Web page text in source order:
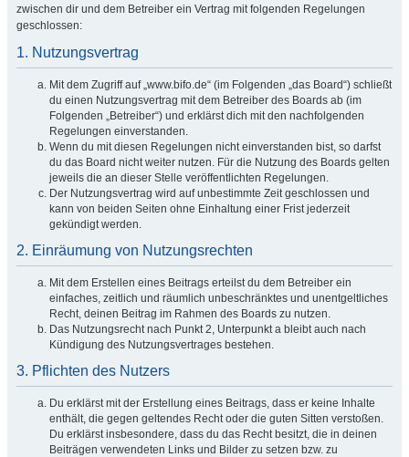
zwischen dir und dem Betreiber ein Vertrag mit folgenden Regelungen
geschlossen:
1. Nutzungsvertrag
Mit dem Zugriff auf „www.bifo.de“ (im Folgenden „das Board“) schließt
du einen Nutzungsvertrag mit dem Betreiber des Boards ab (im
Folgenden „Betreiber“) und erklärst dich mit den nachfolgenden
Regelungen einverstanden.
Wenn du mit diesen Regelungen nicht einverstanden bist, so darfst
du das Board nicht weiter nutzen. Für die Nutzung des Boards gelten
jeweils die an dieser Stelle veröffentlichten Regelungen.
Der Nutzungsvertrag wird auf unbestimmte Zeit geschlossen und
kann von beiden Seiten ohne Einhaltung einer Frist jederzeit
gekündigt werden.
2. Einräumung von Nutzungsrechten
Mit dem Erstellen eines Beitrags erteilst du dem Betreiber ein
einfaches, zeitlich und räumlich unbeschränktes und unentgeltliches
Recht, deinen Beitrag im Rahmen des Boards zu nutzen.
Das Nutzungsrecht nach Punkt 2, Unterpunkt a bleibt auch nach
Kündigung des Nutzungsvertrages bestehen.
3. Pflichten des Nutzers
Du erklärst mit der Erstellung eines Beitrags, dass er keine Inhalte
enthält, die gegen geltendes Recht oder die guten Sitten verstoßen.
Du erklärst insbesondere, dass du das Recht besitzt, die in deinen
Beiträgen verwendeten Links und Bilder zu setzen bzw. zu